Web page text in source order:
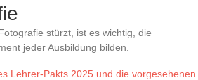
stürzt, ist es wichtig, die
jeder Ausbildung bilden.
Lehrer-Pakts 2025 und die vorgesehenen